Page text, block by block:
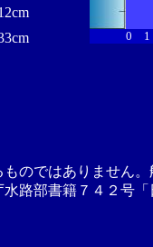
0 1
のではありません
路部書籍７４２号